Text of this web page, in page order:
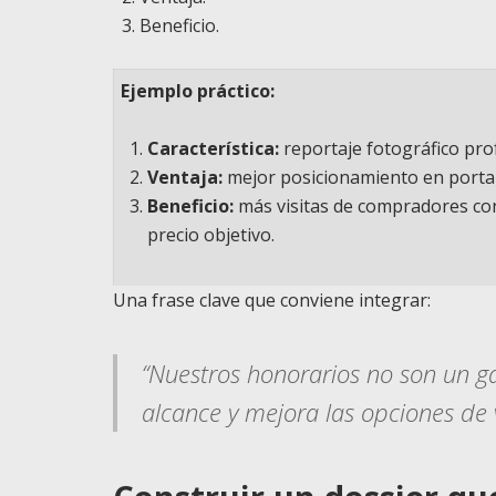
Beneficio.
Ejemplo práctico:
Característica: reportaje fotográfico
Ventaja: mejor posicionamiento en
Beneficio: más visitas de compradores
precio objetivo.
Una frase clave que conviene integrar:
“Nuestros honorarios no son un
alcance y mejora las opciones